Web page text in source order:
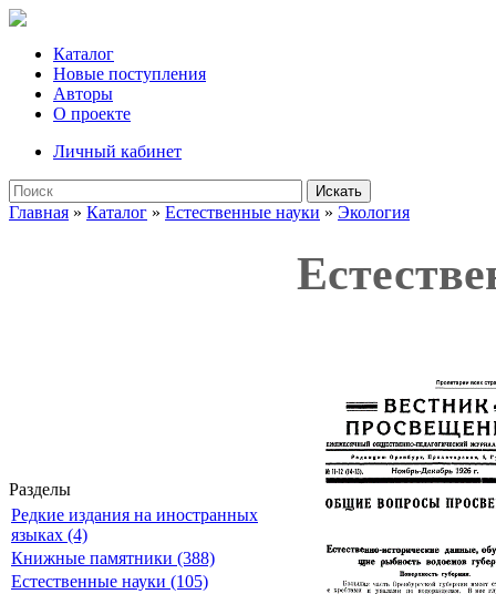
Каталог
Новые поступления
Авторы
О проекте
Личный кабинет
Искать
Главная » Каталог » Естественные науки » Экология
Разделы
Редкие издания на иностранных
языках (4)
Книжные памятники (388)
Естественные науки (105)